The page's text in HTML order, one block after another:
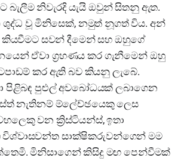
බැලීම නිවැරදි යැයි ඔවුන් සිතනු ඇත.
ශුද්ධ වූ මිනිසෙක්, නමුත් නූගත් විය. අන්
කියවීමට සවන් දීමෙන් සහ ඔහුගේ
ඒවා ග්‍රහණය කර ගැනීමෙන් ඔහු
කර ඇති බව කියනු ලැබේ.
පිළිබඳ පුළුල් අවබෝධයක් ලබාගෙන
නැතිනම් ම්ලේච්ඡයෙකු ලෙස
වන ක්‍රිස්ටියන්ස්, ඉතා
සාක්ෂිකරුවන්ගෙන් මම
මිනිසාගෙන් කිසිදු මඟ පෙන්වීමක්